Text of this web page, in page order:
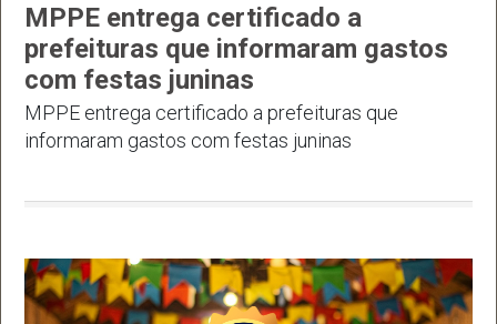
MPPE entrega certificado a
prefeituras que informaram gastos
com festas juninas
MPPE entrega certificado a prefeituras que
informaram gastos com festas juninas